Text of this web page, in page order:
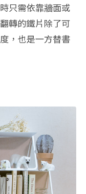
只需依靠牆面或
轉的鐵片除了可
，也是一方替書